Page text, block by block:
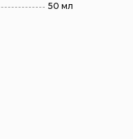
50 мл